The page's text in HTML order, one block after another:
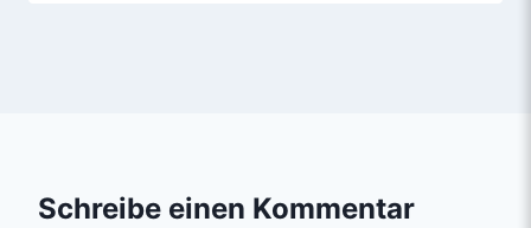
Schreibe einen Kommentar